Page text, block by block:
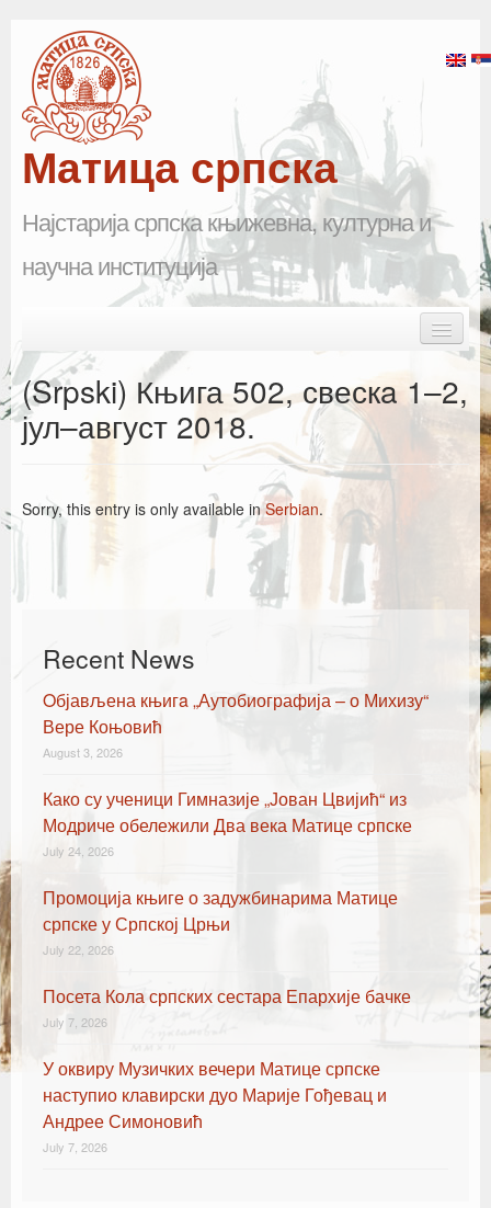
Матица српска
Најстарија српска књижевна, културна и
научна институција
Почетна
Матица српска
Летопис Матице српске
Гласник Матице српске
Вести
Најаве
(Srpski) Књига 502, свескa 1–2,
јул–август 2018.
Sorry, this entry is only available inSerbian.
Recent News
Oбјављена књигa „Аутобиографија – о Михизу“
Вере Коњовић
August 3, 2026
Како су ученици Гимназије „Јован Цвијић“ из
Модриче обележили Два века Матице српске
July 24, 2026
Промоција књиге о задужбинарима Матице
српске у Српској Црњи
July 22, 2026
Посета Кола српских сестара Епархије бачке
July 7, 2026
У оквиру Музичких вечери Матице српске
наступио клавирски дуо Марије Гођевац и
Андрее Симоновић
July 7, 2026